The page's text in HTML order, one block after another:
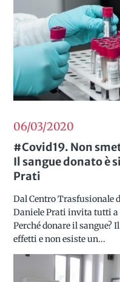
06/032020
#Covid19. Non
Il sangue donato è
Prati
Dal Centro Trasfusionale
Daniele Prati invita tutti a
Perché donare il sangue?
effetti e non esiste un...